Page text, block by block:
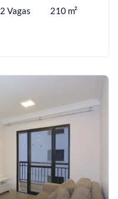
2 Vagas 210 m²